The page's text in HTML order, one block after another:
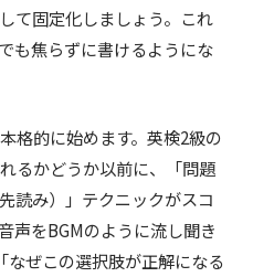
て固定化しましょう。これ
も焦らずに書けるようにな
格的に始めます。英検2級の
るかどうか以前に、「問題
読み）」テクニックがスコ
声をBGMのように流し聞き
なぜこの選択肢が正解になる